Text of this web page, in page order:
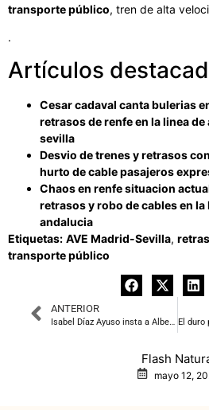
transporte público, tren de alta
.
Artículos
Cesar cadaval canta bulerias
retrasos de renfe en la linea
sevilla
Desvio de trenes y retrasos
hurto de cable pasajeros
Chaos en renfe situacion
retrasos y robo de cables en la
andalucia
Etiquetas: AVE Madrid-Sevilla,
transporte público
ANTERIOR
Isabel Díaz Ayuso insta a Alberto Núñez Feijóo a «acelerar» el congreso nacional del PP
Flash
mayo 12,